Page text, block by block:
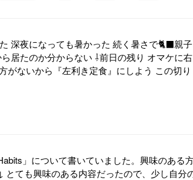
深夜になっても暑かった 続く暑さで🐈‍⬛親子
居たのか分からない ⇩前日の残り オマケに右
がないから『左利き定食』にしよう この切り
」について書いていました。興味のある
ても興味のある内容だったので、少し自分